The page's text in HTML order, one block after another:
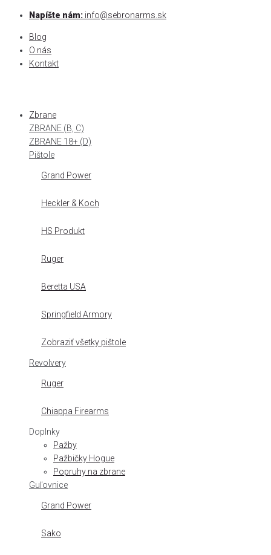
Skip
content
Napíšte nám: info@sebronarms.sk
Blog
O nás
Kontakt
Zbrane
ZBRANE (B, C)
ZBRANE 18+ (D)
Pištole
Grand Power
Heckler & Koch
HS Produkt
Ruger
Beretta USA
Springfield Armory
Zobraziť všetky pištole
Revolvery
Ruger
Chiappa Firearms
Doplnky
Pažby
Pažbičky Hogue
Popruhy na zbrane
Guľovnice
Grand Power
Sako